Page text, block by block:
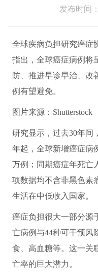
发布时间
全球疾病负担研究癌症
指出，全球癌症病例将
防、推进早诊早治、改
例有望避免。
图片来源：Shutterstock
研究显示，过去30年间
年起，全球新增癌症病
万例；同期癌症年死亡
项数据均不含非黑色素
生活在中低收入国家。
癌症负担很大一部分源
亡病例与44种可干预风
食、高血糖等。这一关
亡率的巨大潜力。